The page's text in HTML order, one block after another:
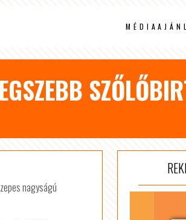
nagyságú